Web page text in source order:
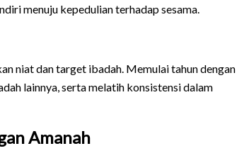
menuju kepedulian terhadap sesama.
niat dan target ibadah. Memulai tahun dengan
lainnya, serta melatih konsistensi dalam
Amanah